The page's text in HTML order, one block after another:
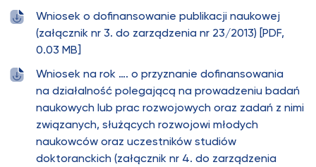
Wniosek o dofinansowanie publikacji naukowej
(załącznik nr 3. do zarządzenia nr 23/2013) [PDF,
0.03 MB]
Wniosek na rok …. o przyznanie dofinansowania
na działalność polegającą na prowadzeniu badań
naukowych lub prac rozwojowych oraz zadań z nimi
związanych, służących rozwojowi młodych
naukowców oraz uczestników studiów
doktoranckich (załącznik nr 4. do zarządzenia